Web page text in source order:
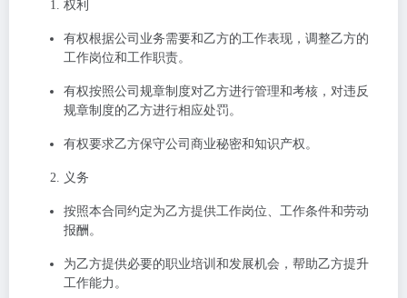
权利
有权根据公司业务需要和乙方的工作表现，调整乙方的
工作岗位和工作职责。
有权按照公司规章制度对乙方进行管理和考核，对违反
规章制度的乙方进行相应处罚。
有权要求乙方保守公司商业秘密和知识产权。
义务
按照本合同约定为乙方提供工作岗位、工作条件和劳动
报酬。
为乙方提供必要的职业培训和发展机会，帮助乙方提升
工作能力。